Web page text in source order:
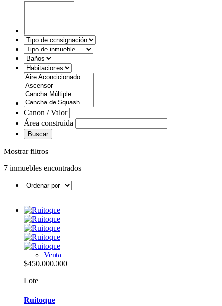
Canon / Valor
Área construida
Buscar
Mostrar filtros
7 inmuebles encontrados
Venta
$450.000.000
Lote
Ruitoque